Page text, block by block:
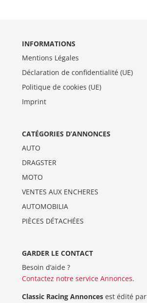
INFORMATIONS
Mentions Légales
Déclaration de confidentialité (UE)
Politique de cookies (UE)
Imprint
CATÉGORIES D’ANNONCES
AUTO
DRAGSTER
MOTO
VENTES AUX ENCHERES
AUTOMOBILIA
PIÈCES DÉTACHÉES
GARDER LE CONTACT
Besoin d’aide ?
Contactez notre service Annonces.
Classic Racing Annoncesest édité par